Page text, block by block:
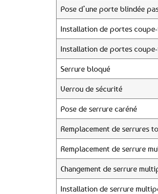
Pose d’une porte blindée
Installation de portes
Installation de portes
Serrure bloqué
Verrou de sécurité
Pose de serrure caréné
Remplacement de serrures
Remplacement de serrure
Changement de serrure
Installation de serrure